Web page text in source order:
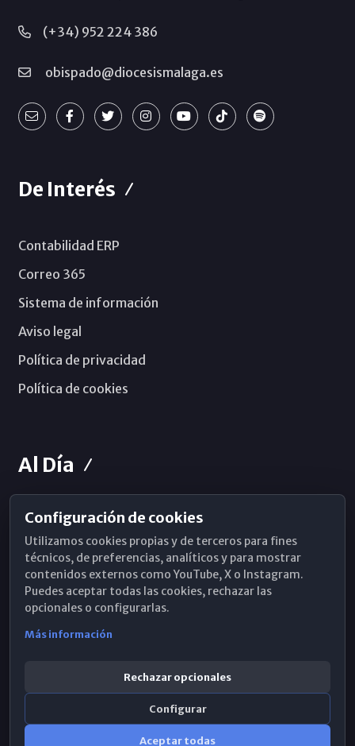
(+34) 952 224 386
obispado@diocesismalaga.es
De Interés
Contabilidad ERP
Correo 365
Sistema de información
Aviso legal
Política de privacidad
Política de cookies
Al Día
Horarios de Misa
Hemeroteca
WhatsApp
Configuración de cookies
Utilizamos cookies propias y de terceros para fines
técnicos, de preferencias, analíticos y para mostrar
contenidos externos como YouTube, X o Instagram.
Puedes aceptar todas las cookies, rechazar las
opcionales o configurarlas.
Más información
Rechazar opcionales
Configurar
Aceptar todas